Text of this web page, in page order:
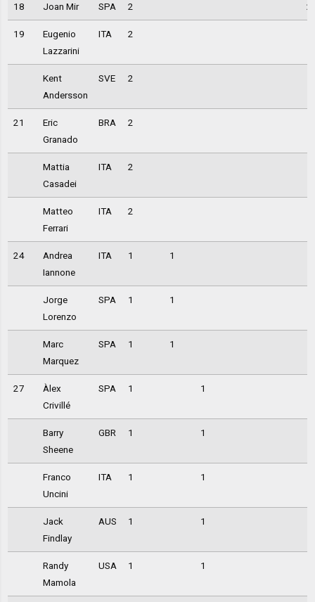
18 Joan Mir SPA 2 2
19
Eugenio
Lazzarini
ITA 2
Kent
Andersson
SVE 2
21
Eric
Granado
BRA 2
Mattia
Casadei
ITA 2
Matteo
Ferrari
ITA 2
24
Andrea
Iannone
ITA 1 1
Jorge
Lorenzo
SPA 1 1
Marc
Marquez
SPA 1 1
27
Àlex
Crivillé
SPA 1 1
Barry
Sheene
GBR 1 1
Franco
Uncini
ITA 1 1
Jack
Findlay
AUS 1 1
Randy
Mamola
USA 1 1